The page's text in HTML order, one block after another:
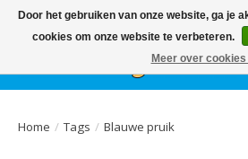
HetGEHELE jaar, grote collectie
Ballonnen | Schmink | Bedrukking |
Home / Tags / Blauwe pruik
Door het gebruiken van onze website, ga je
cookies om onze website te verbeteren.
Meer over cookies